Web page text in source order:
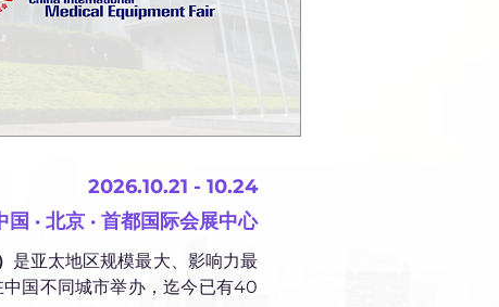
2026.10.21 - 10.24
国 · 北京 · 首都国际会展中心
是亚太地区规模最大、影响力最
国不同城市举办，迄今已有40